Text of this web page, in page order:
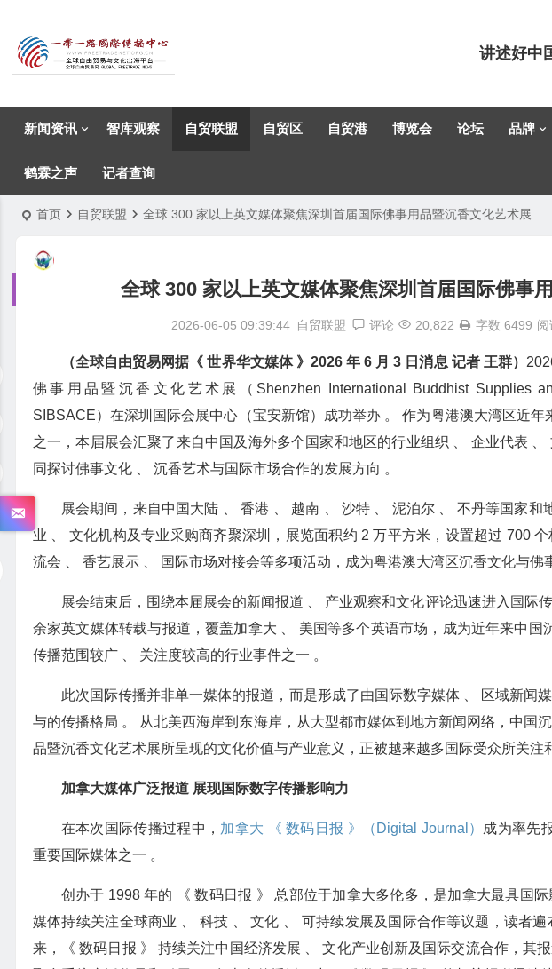
讲述好中
新闻资讯 智库观察 自贸联盟 自贸区 自贸港 博览会 论坛 品牌
鹤霖之声 记者查询
首页 自贸联盟 全球 300 家以上英文媒体聚焦深圳首届国际佛事用品暨沉香文化艺术展
全球 300 家以上英文媒体聚焦深圳首届国际佛事
2026-06-05 09:39:44 自贸联盟 评论 20,822 字数 6499
（全球自由贸易网据《 世界华文媒体 》2026 年 6 月 3 日消息 记者 王群）
佛事用品暨沉香文化艺术展（Shenzhen International Buddhist Supplies
SIBSACE）在深圳国际会展中心（宝安新馆）成功举办 。 作为粤港澳大湾区近
之一，本届展会汇聚了来自中国及海外多个国家和地区的行业组织 、 企业代表
同探讨佛事文化 、 沉香艺术与国际市场合作的发展方向 。
展会期间，来自中国大陆 、 香港 、 越南 、 沙特 、 泥泊尔 、 不丹等国家和
业 、 文化机构及专业采购商齐聚深圳，展览面积约 2 万平方米，设置超过 700
流会 、 香艺展示 、 国际市场对接会等多项活动，成为粤港澳大湾区沉香文化与佛
展会结束后，围绕本届展会的新闻报道 、 产业观察和文化评论迅速进入国际
余家英文媒体转载与报道，覆盖加拿大 、 美国等多个英语市场，成为近年来中国
传播范围较广 、 关注度较高的行业事件之一 。
此次国际传播并非单一媒体的报道，而是形成了由国际数字媒体 、 区域新闻
与的传播格局 。 从北美西海岸到东海岸，从大型都市媒体到地方新闻网络，中国
品暨沉香文化艺术展所呈现的文化价值与产业意义，正被越来越多国际受众所关注
加拿大媒体广泛报道 展现国际数字传播影响力
在本次国际传播过程中， 加拿大 《 数码日报 》（Digital Journal） 成为率先
重要国际媒体之一 。
创办于 1998 年的 《 数码日报 》 总部位于加拿大多伦多，是加拿大最具国
媒体持续关注全球商业 、 科技 、 文化 、 可持续发展及国际合作等议题，读者
来，《 数码日报 》 持续关注中国经济发展 、 文化产业创新及国际交流合作，其